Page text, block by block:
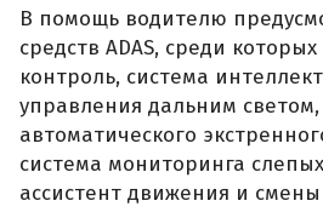
В помощь водителю
средств ADAS, среди
контроль, система
управления дальним светом,
автоматического
система мониторинга
ассистент движения и